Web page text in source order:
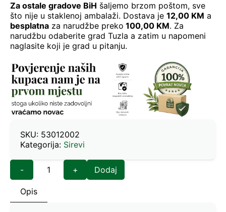
Za ostale gradove BiH šaljemo brzom poštom, sve
što nije u staklenoj ambalaži. Dostava je 12,00 KM a
besplatna za narudžbe preko 100,00 KM. Za
narudžbu odaberite grad Tuzla a zatim u napomeni
naglasite koji je grad u pitanju.
SKU: 53012002
Kategorija: Sirevi
- + Dodaj
Opis